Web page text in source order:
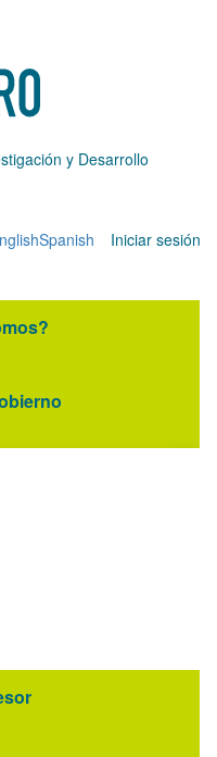
y Desarrollo
Iniciar sesión
Spanish